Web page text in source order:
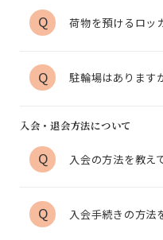
Q 荷物を預けるロッ
Q 駐輪場はあります
入会・退会方法について
Q 入会の方法を教え
Q 入会手続きの方法